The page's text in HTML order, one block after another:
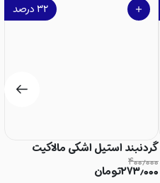
۳۲درصد
گردنبند استیل اشکی مالاکیت
۴۰۰٫۰۰۰
۲۷۳٫۰۰۰تومان